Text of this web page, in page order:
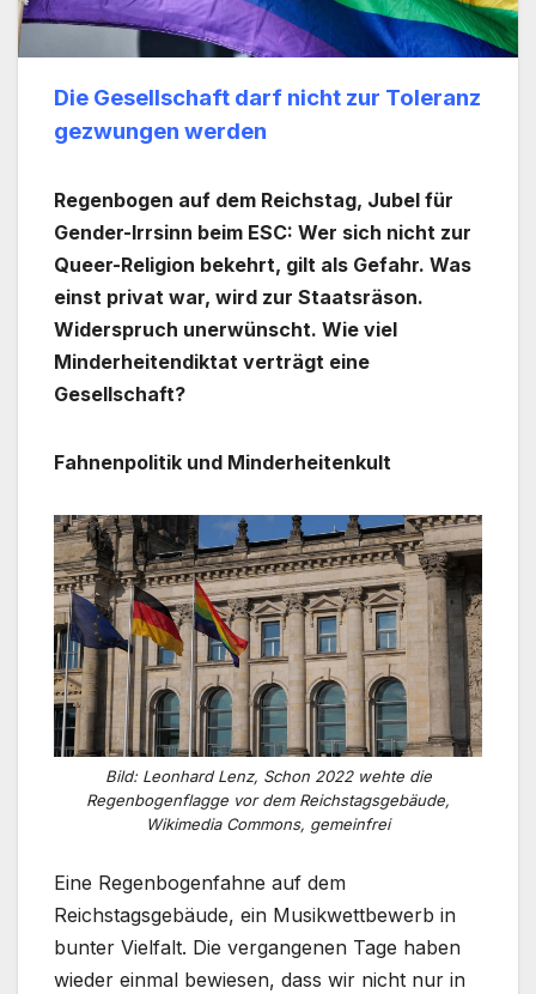
Die Gesellschaft darf nicht zur Toleranz
gezwungen werden
Regenbogen auf dem Reichstag, Jubel für
Gender-Irrsinn beim ESC: Wer sich nicht zur
Queer-Religion bekehrt, gilt als Gefahr. Was
einst privat war, wird zur Staatsräson.
Widerspruch unerwünscht. Wie viel
Minderheitendiktat verträgt eine
Gesellschaft?
Fahnenpolitik und Minderheitenkult
Bild: Leonhard Lenz, Schon 2022 wehte die
Regenbogenflagge vor dem Reichstagsgebäude,
Wikimedia Commons, gemeinfrei
Eine Regenbogenfahne auf dem
Reichstagsgebäude, ein Musikwettbewerb in
bunter Vielfalt. Die vergangenen Tage haben
wieder einmal bewiesen, dass wir nicht nur in